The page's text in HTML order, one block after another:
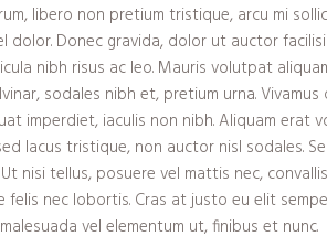
libero non pretium tristique, arcu mi
dolor. Donec gravida, dolor ut auctor
nibh risus ac leo. Mauris volutpat
sodales nibh et, pretium urna. Vivamus
imperdiet, iaculis non nibh. Aliquam erat
lacus tristique, non auctor nisl sodales.
nisi tellus, posuere vel mattis nec,
felis nec lobortis. Cras at justo eu elit
vel elementum ut, finibus et nunc.